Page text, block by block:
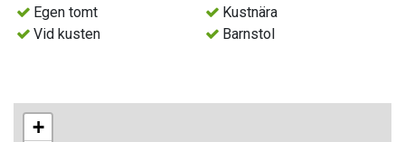
Egen tomt
Kustnära
Vid kusten
Barnstol
+